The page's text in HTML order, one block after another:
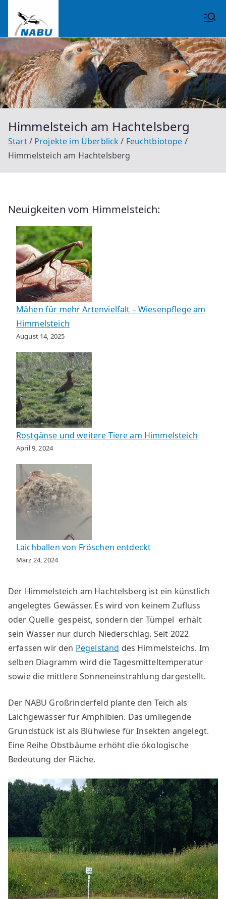
Inhalt
springen
NABU
Großrinderfeld
Himmelsteich am Hachtelsberg
Start Projekte im Überblick
Feuchtbiotope
Himmelsteich am Hachtelsberg
Neuigkeiten vom Himmelsteich:
Mähen für mehr Artenvielfalt – Wiesenpflege am
Himmelsteich
August 14, 2025
Rostgänse und weitere Tiere am Himmelsteich
April 9, 2024
Laichballen von Fröschen entdeckt
März 24, 2024
Der Himmelsteich am Hachtelsberg ist ein künstlich
angelegtes Gewässer. Es wird von keinem Zufluss
oder Quelle gespeist, sondern der Tümpel erhält
sein Wasser nur durch Niederschlag. Seit 2022
erfassen wir den Pegelstand des Himmelsteichs. Im
selben Diagramm wird die Tagesmitteltemperatur
sowie die mittlere Sonneneinstrahlung dargestellt.
Der NABU Großrinderfeld plante den Teich als
Laichgewässer für Amphibien. Das umliegende
Grundstück ist als Blühwiese für Insekten angelegt.
Eine Reihe Obstbäume erhöht die ökologische
Bedeutung der Fläche.